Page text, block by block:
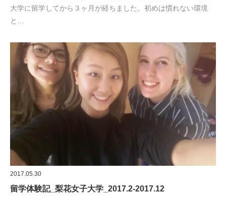
大学に留学してから３ヶ月が経ちました。初めは慣れない環境
と…
2017.05.30
留学体験記_梨花女子大学_2017.2-2017.12